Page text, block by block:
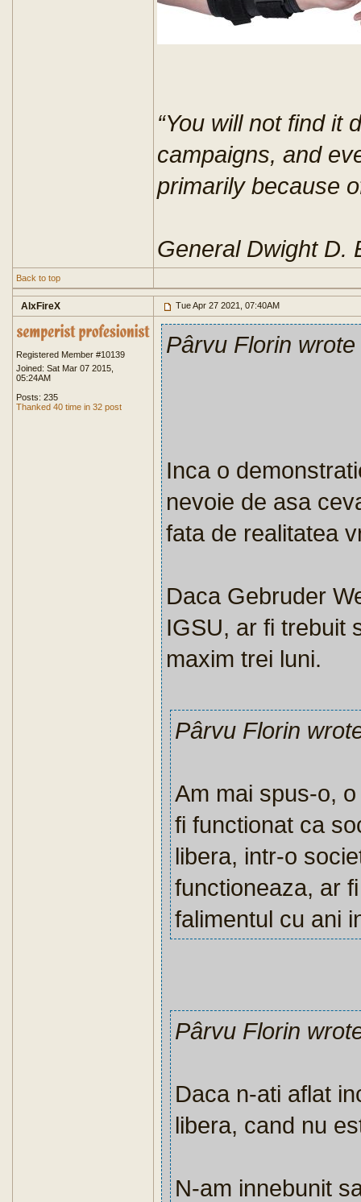
“You will not find it
campaigns, and
primarily because
General Dwight D.
Back to top
AlxFireX Tue Apr 27 2021, 07:40AM
Registered Member #10139
Joined: Sat Mar 07 2015,
05:24AM
Posts: 235
Thanked 40 time in 32 post
Pârvu Florin wrote
Inca o
nevoie de asa
fata de realitatea
Daca Gebruder
IGSU, ar fi trebuit
maxim trei luni.
Pârvu Florin
Am mai spus-o,
fi functionat ca
libera, intr-o
functioneaza, ar
falimentul cu ani
Pârvu Florin
Daca n-ati aflat
libera, cand nu
N-am innebunit